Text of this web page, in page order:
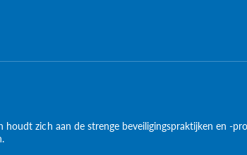
zich aan de strenge beveiligingspraktijken en -